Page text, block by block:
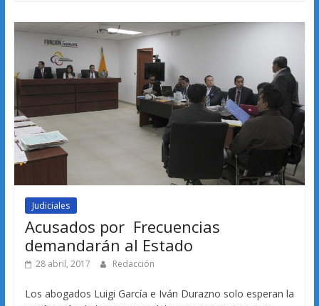
Judiciales
Acusados por Frecuencias
demandarán al Estado
28 abril, 2017 Redacción
Los abogados Luigi García e Iván Durazno solo esperan la